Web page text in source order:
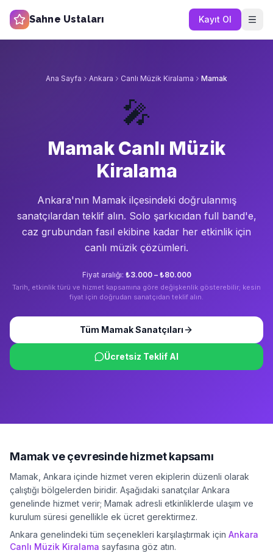
Sahne Ustaları Kayıt Ol
Ana Sayfa Ankara Canlı Müzik Kiralama Mamak
🎤
Mamak Canlı Müzik
Kiralama
Ankara'nın Mamakilçesindeki doğrulanmış
sanatçılardan teklif alın. Solo şarkıcıdan full band'e,
caz grubundan fasıl ekibine kadar her etkinlik için
canlı müzik çözümleri.
Fiyat aralığı: ₺3.000 – ₺80.000
Tarih, etkinlik türü ve hizmet kapsamına göre değişkenlik gösterebilir; kesin
fiyat için doğrudan sanatçıdan teklif alın.
Tüm MamakSanatçıları
Ücretsiz Teklif Al
Mamakve çevresinde hizmet kapsamı
Mamak Ankara içinde hizmet veren ekiplerin düzenli olarak
çalıştığı bölgelerden biridir. Aşağıdaki sanatçılar Ankara
genelinde hizmet verir; Mamak adresli etkinliklerde ulaşım ve
kurulum süresi genellikle ek ücret gerektirmez.
Ankara genelindeki tüm seçenekleri karşılaştırmak için Ankara
Canlı Müzik Kiralama sayfasına göz atın.